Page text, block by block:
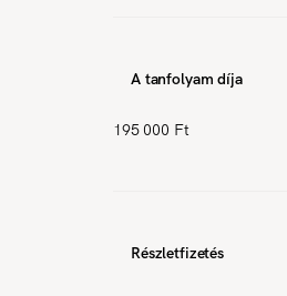
A tanfolyam díja
195 000 Ft
Részletfizetés